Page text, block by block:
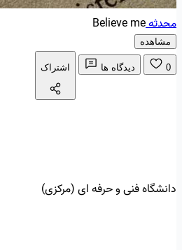
محدثهBelieve me
مشاهده
0 دیدگاه ها اشتراک
دانشگاه فنی و حرفه ای (مرکزی)